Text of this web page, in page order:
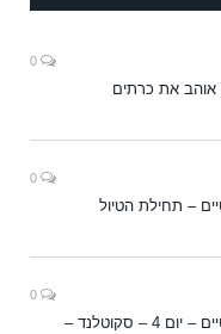
אוהב את כרתים
– תחילת הטיול
שייט מסביב לאיים הבריטיים – יום 4 – סקוטלנד –